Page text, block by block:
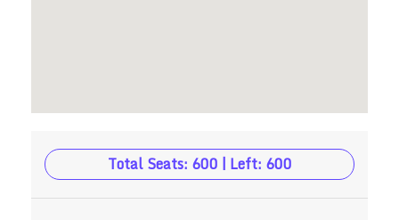
Total Seats: 600 | Left: 600